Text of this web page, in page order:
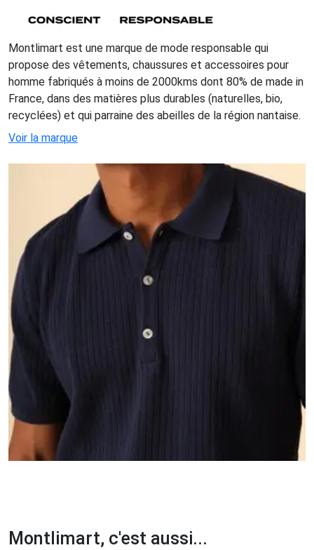
Montlimart est une marque de mode responsable qui
propose des vêtements, chaussures et accessoires pour
homme fabriqués à moins de 2000kms dont 80% de made in
France, dans des matières plus durables (naturelles, bio,
recyclées) et qui parraine des abeilles de la région nantaise.
Voir la marque
Montlimart, c'est aussi...